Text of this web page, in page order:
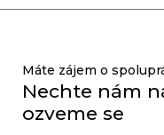
Máte zájem o
Nechte nám
ozveme se